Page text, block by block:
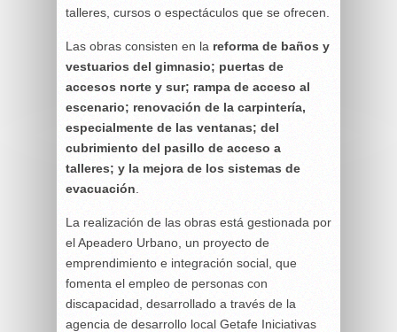
talleres, cursos o espectáculos que se ofrecen.
Las obras consisten en la reforma de baños y
vestuarios del gimnasio; puertas de
accesos norte y sur; rampa de acceso al
escenario; renovación de la carpintería,
especialmente de las ventanas; del
cubrimiento del pasillo de acceso a
talleres; y la mejora de los sistemas de
evacuación
La realización de las obras está gestionada por
el Apeadero Urbano, un proyecto de
emprendimiento e integración social, que
fomenta el empleo de personas con
discapacidad, desarrollado a través de la
agencia de desarrollo local Getafe Iniciativas